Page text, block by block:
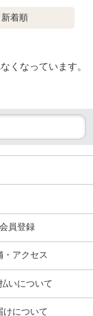
新着順
くなっています。
会員登録
・アクセス
いについて
けについて